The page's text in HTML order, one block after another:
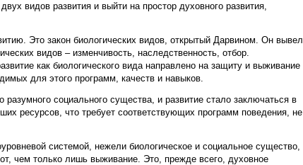
видов развития и выйти на простор духовного развития,
Это закон биологических видов, открытый Дарвином. Он вывел
видов – изменчивость, наследственность, отбор.
как биологического вида направлено на защиту и выживание
для этого программ, качеств и навыков.
социального существа, и развитие стало заключаться в
ресурсов, что требует соответствующих программ поведения, не
системой, нежели биологическое и социальное существо,
чем только лишь выживание. Это, прежде всего, духовное